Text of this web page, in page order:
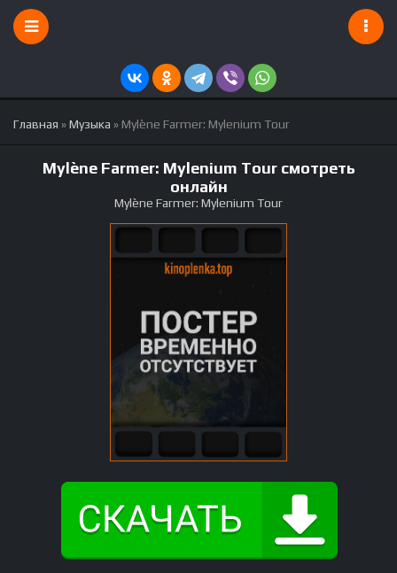
Главная »Музыка » Mylène Farmer: Mylenium Tour
Mylène Farmer: Mylenium Tour смотреть
онлайн
Mylène Farmer: Mylenium Tour